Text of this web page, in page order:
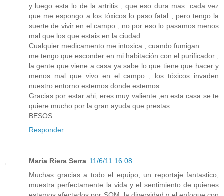
y luego esta lo de la artritis , que eso dura mas. cada vez
que me espongo a los tóxicos lo paso fatal , pero tengo la
suerte de vivir en el campo , no por eso lo pasamos menos
mal que los que estais en la ciudad.
Cualquier medicamento me intoxica , cuando fumigan
me tengo que esconder en mi habitación con el purificador ,
la gente que viene a casa ya sabe lo que tiene que hacer y
menos mal que vivo en el campo , los tóxicos invaden
nuestro entorno estemos donde estemos.
Gracias por estar ahi, eres muy valiente ,en esta casa se te
quiere mucho por la gran ayuda que prestas.
BESOS
Responder
Maria Riera Serra 11/6/11 16:08
Muchas gracias a todo el equipo, un reportaje fantastico,
muestra perfectamente la vida y el sentimiento de quienes